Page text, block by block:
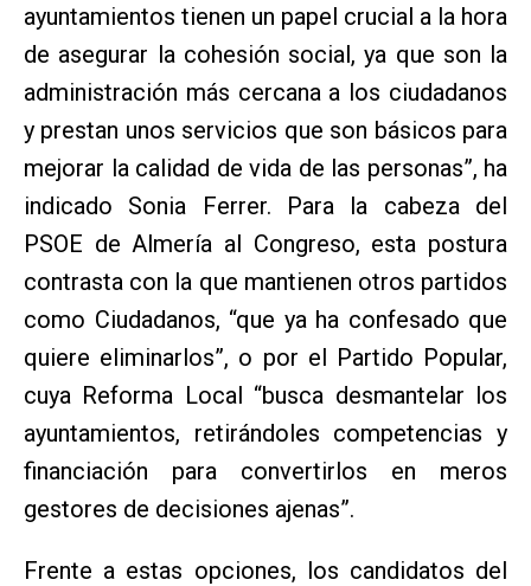
ayuntamientos tienen un papel crucial a la hora
de asegurar la cohesión social, ya que son la
administración más cercana a los ciudadanos
y prestan unos servicios que son básicos para
mejorar la calidad de vida de las personas”, ha
indicado Sonia Ferrer. Para la cabeza del
PSOE de Almería al Congreso, esta postura
contrasta con la que mantienen otros partidos
como Ciudadanos, “que ya ha confesado que
quiere eliminarlos”, o por el Partido Popular,
cuya Reforma Local “busca desmantelar los
ayuntamientos, retirándoles competencias y
financiación para convertirlos en meros
gestores de decisiones ajenas”.
Frente a estas opciones, los candidatos del